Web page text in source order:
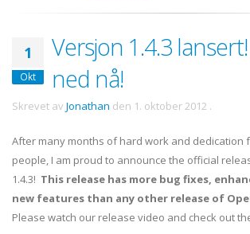
1
Okt
Versjon 1.4.3
ned nå!
Skrevet av Jonathan den 1. oktober 2012 .
After many months of hard work and dedication
people, I am proud to announce the official
1.4.3! This release has more bug fixes,
new features than any other release of
Please watch our release video and check out